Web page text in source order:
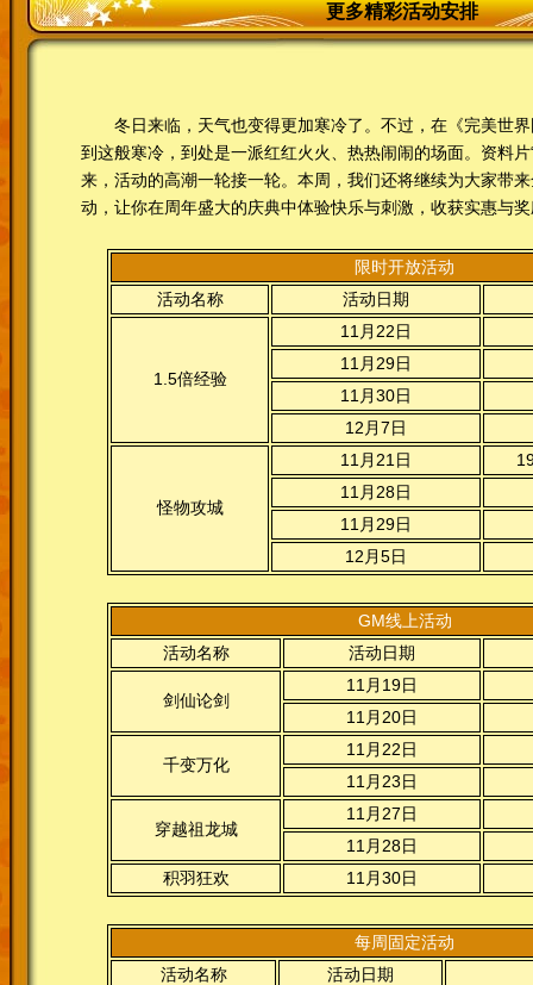
更多精彩活动安排
冬日来临，天气也变得更加寒冷了。不过，在《完美世界
到这般寒冷，到处是一派红红火火、热热闹闹的场面。资料
来，活动的高潮一轮接一轮。本周，我们还将继续为大家带
动，让你在周年盛大的庆典中体验快乐与刺激，收获实惠与
限时开放活动
活动名称
活动日期
1.5倍经验
11月22日
11月29日
11月30日
12月7日
怪物攻城
11月21日
11月28日
11月29日
12月5日
GM线上活动
活动名称
活动日期
剑仙论剑
11月19日
11月20日
千变万化
11月22日
11月23日
穿越祖龙城
11月27日
11月28日
积羽狂欢
11月30日
每周固定活动
活动名称
活动日期